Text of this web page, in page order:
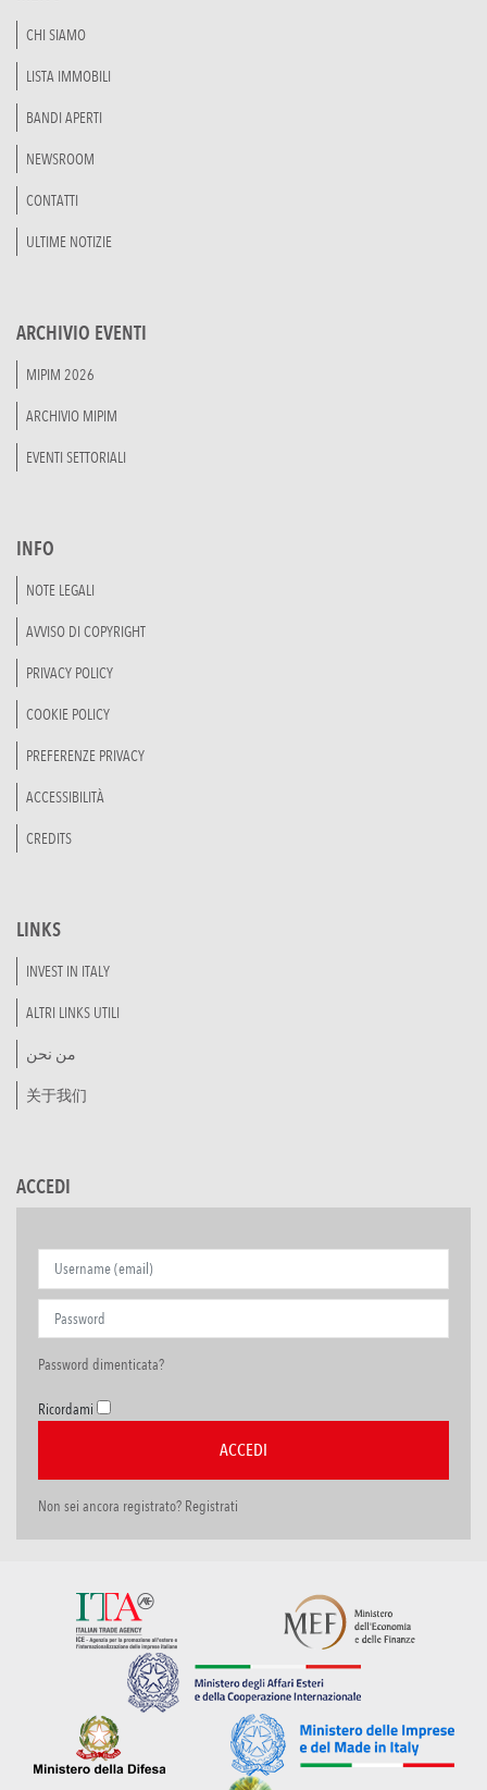
CHI SIAMO
LISTA IMMOBILI
BANDI APERTI
NEWSROOM
CONTATTI
ULTIME NOTIZIE
ARCHIVIO EVENTI
MIPIM 2026
ARCHIVIO MIPIM
EVENTI SETTORIALI
INFO
NOTE LEGALI
AVVISO DI COPYRIGHT
PRIVACY POLICY
COOKIE POLICY
PREFERENZE PRIVACY
ACCESSIBILITÀ
CREDITS
LINKS
INVEST IN ITALY
ALTRI LINKS UTILI
من نحن
关于我们
ACCEDI
Password dimenticata?
Ricordami
Non sei ancora registrato? Registrati